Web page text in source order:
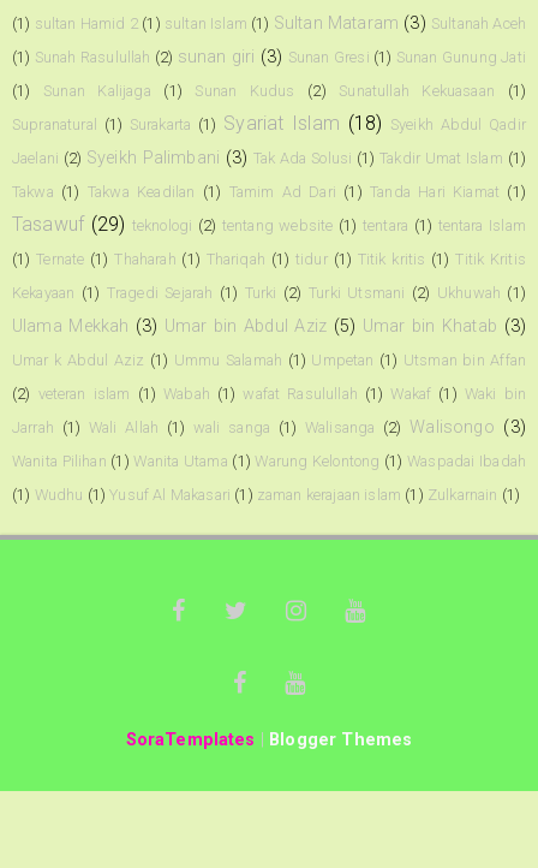
(1) sultan Hamid 2 (1) sultan Islam (1) Sultan Mataram (3) Sultanah Aceh
(1) Sunah Rasulullah (2) sunan giri (3) Sunan Gresi (1) Sunan Gunung Jati
(1)
Sunan Kalijaga (1) Sunan Kudus (2) Sunatullah Kekuasaan
(1)
Supranatural
(1) Surakarta (1) Syariat Islam (18) Syeikh Abdul Qadir
Jaelani (2) Syeikh Palimbani (3) Tak Ada Solusi (1) Takdir Umat Islam (1)
Takwa (1) Takwa Keadilan (1) Tamim Ad Dari (1) Tanda Hari Kiamat (1)
Tasawuf (29) teknologi (2) tentang website (1) tentara (1) tentara Islam
(1) Ternate (1) Thaharah (1) Thariqah (1) tidur (1) Titik kritis (1) Titik Kritis
Kekayaan (1) Tragedi Sejarah (1) Turki (2) Turki Utsmani (2) Ukhuwah (1)
Ulama Mekkah (3) Umar bin Abdul Aziz (5) Umar bin Khatab (3)
Umar k Abdul Aziz (1) Ummu Salamah (1) Umpetan (1) Utsman bin Affan
(2) veteran islam (1) Wabah (1) wafat Rasulullah (1) Wakaf (1) Waki bin
Jarrah (1) Wali Allah (1) wali sanga (1) Walisanga (2) Walisongo (3)
Wanita Pilihan (1) Wanita Utama (1) Warung Kelontong (1) Waspadai Ibadah
(1) Wudhu (1) Yusuf Al Makasari (1) zaman kerajaan islam (1) Zulkarnain (1)
SoraTemplates Blogger Themes